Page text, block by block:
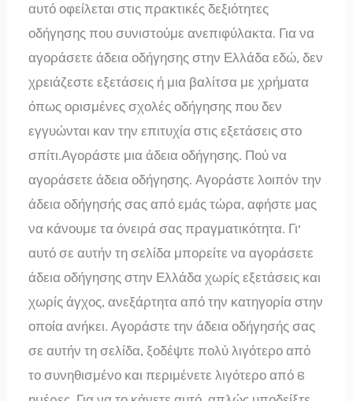
αυτό οφείλεται στις πρακτικές δεξιότητες
οδήγησης που συνιστούμε ανεπιφύλακτα. Για να
αγοράσετε άδεια οδήγησης στην Ελλάδα εδώ, δεν
χρειάζεστε εξετάσεις ή μια βαλίτσα με χρήματα
όπως ορισμένες σχολές οδήγησης που δεν
εγγυώνται καν την επιτυχία στις εξετάσεις στο
σπίτι.Αγοράστε μια άδεια οδήγησης. Πού να
αγοράσετε άδεια οδήγησης. Αγοράστε λοιπόν την
άδεια οδήγησής σας από εμάς τώρα, αφήστε μας
να κάνουμε τα όνειρά σας πραγματικότητα. Γι’
αυτό σε αυτήν τη σελίδα μπορείτε να αγοράσετε
άδεια οδήγησης στην Ελλάδα χωρίς εξετάσεις και
χωρίς άγχος, ανεξάρτητα από την κατηγορία στην
οποία ανήκει. Αγοράστε την άδεια οδήγησής σας
σε αυτήν τη σελίδα, ξοδέψτε πολύ λιγότερο από
το συνηθισμένο και περιμένετε λιγότερο από 8